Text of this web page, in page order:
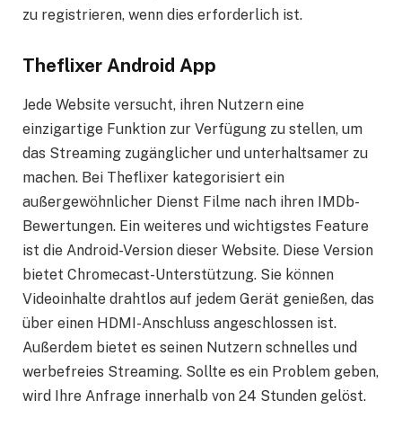
zu registrieren, wenn dies erforderlich ist.
Theflixer Android App
Jede Website versucht, ihren Nutzern eine
einzigartige Funktion zur Verfügung zu stellen, um
das Streaming zugänglicher und unterhaltsamer zu
machen. Bei Theflixer kategorisiert ein
außergewöhnlicher Dienst Filme nach ihren IMDb-
Bewertungen. Ein weiteres und wichtigstes Feature
ist die Android-Version dieser Website. Diese Version
bietet Chromecast-Unterstützung. Sie können
Videoinhalte drahtlos auf jedem Gerät genießen, das
über einen HDMI-Anschluss angeschlossen ist.
Außerdem bietet es seinen Nutzern schnelles und
werbefreies Streaming. Sollte es ein Problem geben,
wird Ihre Anfrage innerhalb von 24 Stunden gelöst.